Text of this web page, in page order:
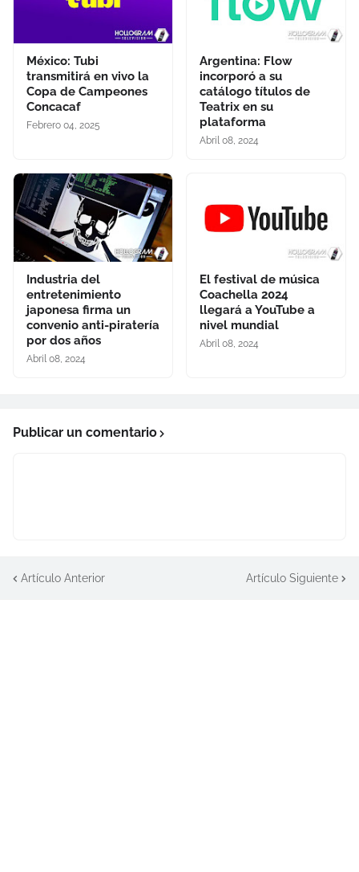
México: Tubi
transmitirá en vivo la
Copa de Campeones
Concacaf
Febrero 04, 2025
Argentina: Flow
incorporó a su
catálogo títulos de
Teatrix en su
plataforma
Abril 08, 2024
Industria del
entretenimiento
japonesa firma un
convenio anti-piratería
por dos años
Abril 08, 2024
El festival de música
Coachella 2024
llegará a YouTube a
nivel mundial
Abril 08, 2024
Publicar un comentario
Artículo Anterior Artículo Siguiente